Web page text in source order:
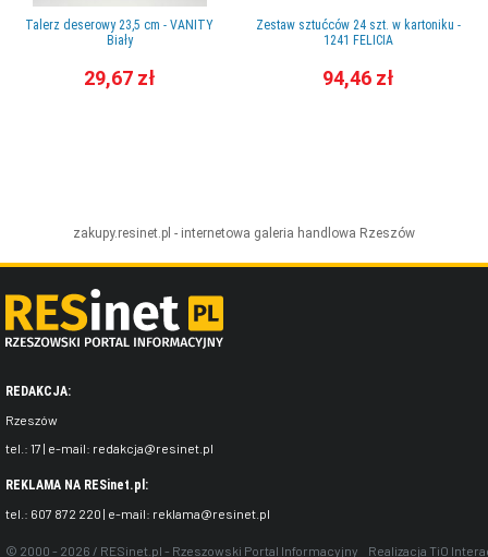
Talerz deserowy 23,5 cm - VANITY
Biały
29,67 zł
Zestaw sztućców 24 szt. w kartoniku -
1241 FELICIA
94,46 zł
zakupy.resinet.pl - internetowa galeria handlowa Rzeszów
REDAKCJA:
Rzeszów
tel.: 17 | e-mail: redakcja@resinet.pl
REKLAMA NA RESinet.pl:
tel.: 607 872 220 | e-mail: reklama@resinet.pl
© 2000 - 2026 / RESinet.pl - Rzeszowski Portal Informacyjny Realizacja TiO